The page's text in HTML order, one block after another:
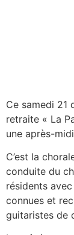
Ce samedi 21
retraite « La
une après-
C’est la
conduite du
résidents
connues et
guitaristes de